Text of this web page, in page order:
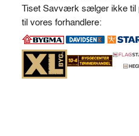
antal
t
e
r
n
t
Tiset Savværk sælger ikke til
til vores forhandlere: